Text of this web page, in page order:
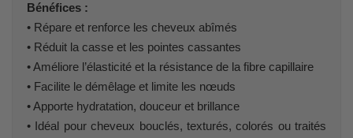
Bénéfices :
• Répare et renforce les cheveux abîmés
• Réduit la casse et les pointes cassantes
• Améliore l’élasticité et la résistance de la fibre capillaire
• Facilite le démêlage et limite les nœuds
• Apporte hydratation, douceur et brillance
• Idéal pour cheveux bouclés, texturés, colorés ou traités